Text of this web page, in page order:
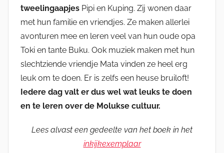
tweelingaapjes Pipi en Kuping. Zij wonen daar
met hun familie en vriendjes. Ze maken allerlei
avonturen mee en leren veel van hun oude opa
Toki en tante Buku. Ook muziek maken met hun
slechtziende vriendje Mata vinden ze heel erg
leuk om te doen. Er is zelfs een heuse bruiloft!
Iedere dag valt er dus wel wat leuks te doen
en te leren over de Molukse cultuur.
Lees alvast een gedeelte van het boek in het
inkijkexemplaar